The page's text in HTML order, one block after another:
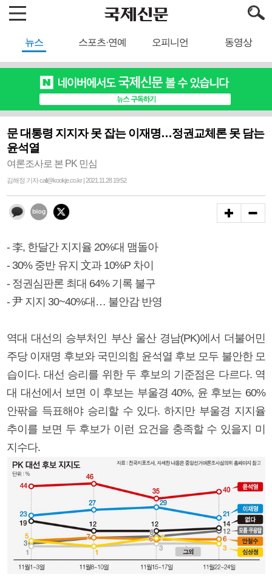
뉴스 스포츠·연예 오피니언 동영상
문 대통령 지지자 못 잡는 이재명…정권교체론 못 담는
윤석열
여론조사로 본 PK 민심
김해정 기자 call@kookje.co.kr | 2021.11.28 19:52
- 李, 한달간 지지율 20%대 맴돌아
- 30% 중반 유지 文과 10%P 차이
- 정권심판론 최대 64% 기록 불구
- 尹 지지 30~40%대… 불안감 반영
역대 대선의 승부처인 부산 울산 경남(PK)에서 더불어민
주당 이재명 후보와 국민의힘 윤석열 후보 모두 불안한 모
습이다. 대선 승리를 위한 두 후보의 기준점은 다르다. 역
대 대선에서 보면 이 후보는 부울경 40%, 윤 후보는 60%
안팎을 득표해야 승리할 수 있다. 하지만 부울경 지지율
추이를 보면 두 후보가 이런 요건을 충족할 수 있을지 미
지수다.